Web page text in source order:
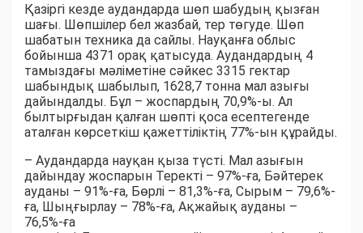
Қазіргі кезде аудандарда шөп шабудың қызған
шағы. Шөпшілер бел жазбай, тер төгуде. Шөп
шабатын техника да сайлы. Науқанға облыс
бойынша 4371 орақ қатысуда. Аудандардың 4
тамыздағы мәліметіне сәйкес 3315 гектар
шабындық шабылып, 1628,7 тонна мал азығы
дайындалды. Бұл – жоспардың 70,9%-ы. Ал
былтырғыдан қалған шөпті қоса есептегенде
аталған көрсеткіш қажеттіліктің 77%-ын құрайды.
– Аудандарда науқан қыза түсті. Мал азығын
дайындау жоспарын Теректі – 97%-ға, Бәйтерек
ауданы – 91%-ға, Бөрлі – 81,3%-ға, Сырым – 79,6%-
ға, Шыңғырлау – 78%-ға, Ақжайық ауданы –
76,5%-ға